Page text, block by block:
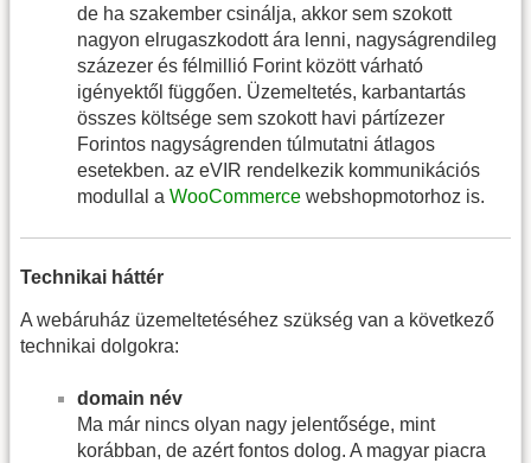
de ha szakember csinálja, akkor sem szokott
nagyon elrugaszkodott ára lenni, nagyságrendileg
százezer és félmillió Forint között várható
igényektől függően. Üzemeltetés, karbantartás
összes költsége sem szokott havi pártízezer
Forintos nagyságrenden túlmutatni átlagos
esetekben. az eVIR rendelkezik kommunikációs
modullal a WooCommerce webshopmotorhoz is.
Technikai háttér
A webáruház üzemeltetéséhez szükség van a következő
technikai dolgokra:
domain név
Ma már nincs olyan nagy jelentősége, mint
korábban, de azért fontos dolog. A magyar piacra